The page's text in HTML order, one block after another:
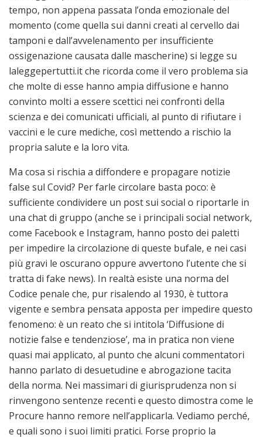
tempo, non appena passata l’onda emozionale del
momento (come quella sui danni creati al cervello dai
tamponi e dall’avvelenamento per insufficiente
ossigenazione causata dalle mascherine) si legge su
laleggepertutti.it che ricorda come il vero problema sia
che molte di esse hanno ampia diffusione e hanno
convinto molti a essere scettici nei confronti della
scienza e dei comunicati ufficiali, al punto di rifiutare i
vaccini e le cure mediche, così mettendo a rischio la
propria salute e la loro vita.
Ma cosa si rischia a diffondere e propagare notizie
false sul Covid? Per farle circolare basta poco: è
sufficiente condividere un post sui social o riportarle in
una chat di gruppo (anche se i principali social network,
come Facebook e Instagram, hanno posto dei paletti
per impedire la circolazione di queste bufale, e nei casi
più gravi le oscurano oppure avvertono l’utente che si
tratta di fake news). In realtà esiste una norma del
Codice penale che, pur risalendo al 1930, è tuttora
vigente e sembra pensata apposta per impedire questo
fenomeno: è un reato che si intitola ‘Diffusione di
notizie false e tendenziose’, ma in pratica non viene
quasi mai applicato, al punto che alcuni commentatori
hanno parlato di desuetudine e abrogazione tacita
della norma. Nei massimari di giurisprudenza non si
rinvengono sentenze recenti e questo dimostra come le
Procure hanno remore nell’applicarla. Vediamo perché,
e quali sono i suoi limiti pratici. Forse proprio la